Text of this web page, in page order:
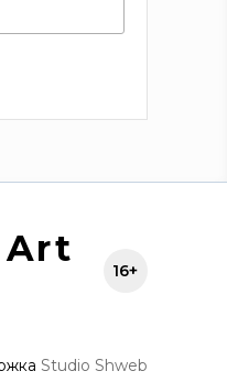
Art
16+
Studio Shweb